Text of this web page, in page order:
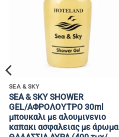
SEA & SKY
SEA & SKY SHOWER
GEL/AΦΡΟΛΟΥΤΡΟ 30ml
μπουκαλι με αλουμινενιο
καπακι ασφαλειας με άρωμα